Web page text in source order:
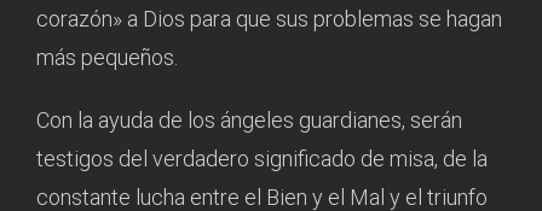
corazón» a Dios para que sus problemas se hagan
más pequeños.
Con la ayuda de los ángeles guardianes, serán
testigos del verdadero significado de misa, de la
constante lucha entre el Bien y el Mal y el triunfo